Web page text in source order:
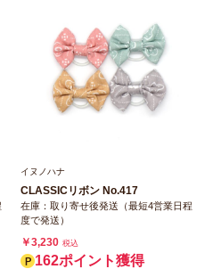
イヌノハナ
CLASSICリボン No.417
在庫：取り寄せ後発送（最短4営業日程
度で発送）
￥3,230 税込
162ポイント獲得